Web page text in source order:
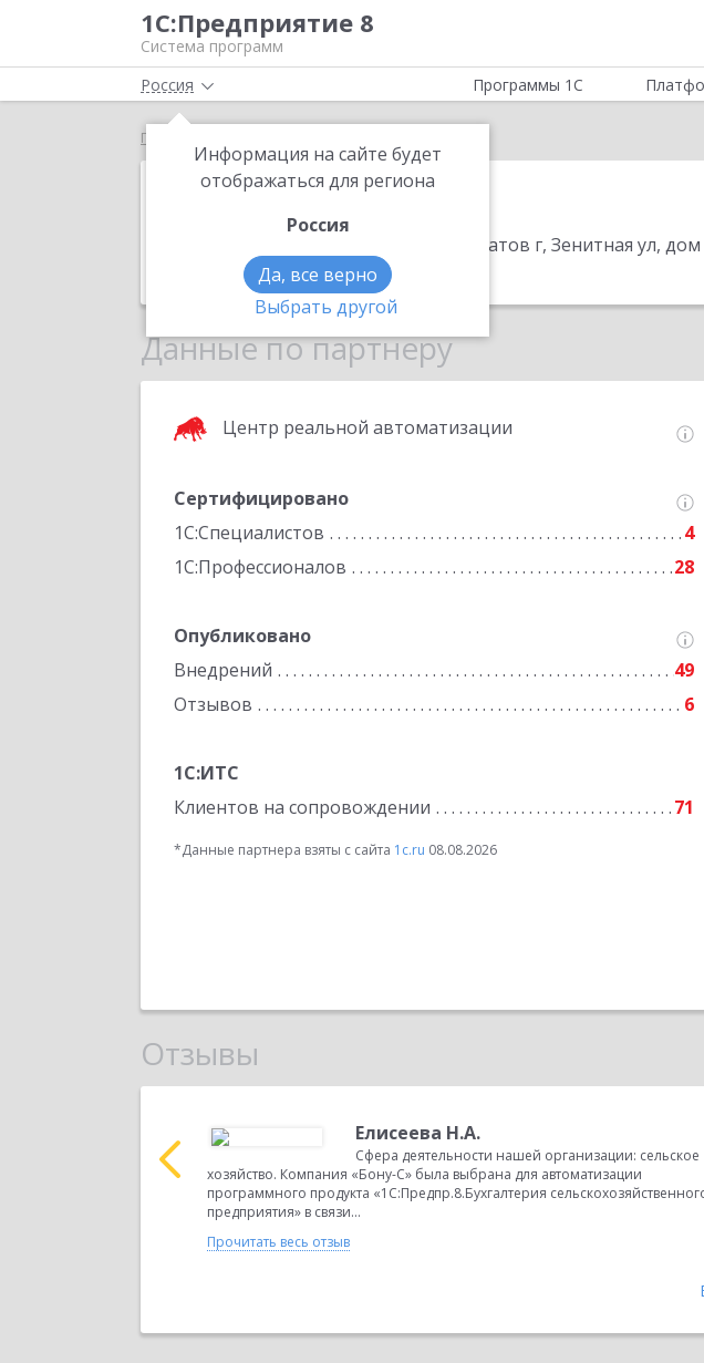
1С:Предприятие 8
Система программ
Россия
Информация на сайте будет
отображаться для региона
Россия
Да, все верно
Выбрать другой
Программы 1С
Главная
Бону-С
410010, Саратовская обл, Саратов г, Зенитная ул,
Телефон: (8452) 79-0325
Данные по партнеру
Центр реальной автоматизации
Сертифицировано
1С:Специалистов
4
1С:Профессионалов
28
Опубликовано
Внедрений
49
Отзывов
6
1С:ИТС
Клиентов на сопровождении
71
*Данные партнера взяты с сайта 1c.ru 08.08.2026
Отзывы
Елисеева Н.А.
Сфера деятельности нашей организации: сельское
хозяйство. Компания «Бону-С» была выбрана для автоматизации
программного продукта «1С:Предпр.8.Бухгалтерия
предприятия» в связи...
Прочитать весь отзыв